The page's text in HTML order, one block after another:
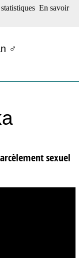
♂
sexuel
En savoir